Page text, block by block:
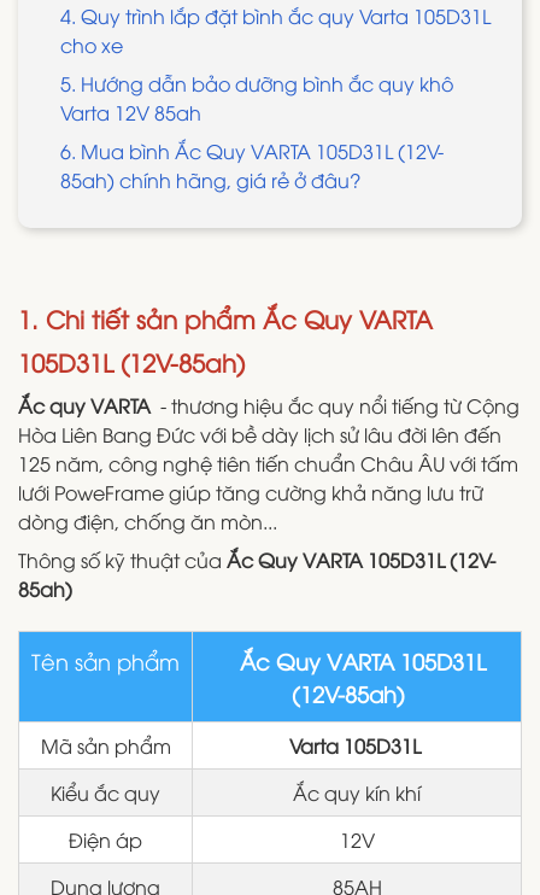
​​​​​​4. Quy trình lắp đặt bình ắc quy Varta 105D31L
cho xe
5. Hướng dẫn bảo dưỡng bình ắc quy khô
Varta 12V 85ah
6. Mua bình Ắc Quy VARTA 105D31L (12V-
85ah) chính hãng, giá rẻ ở đâu?
1. Chi tiết sản phẩm Ắc Quy VARTA
105D31L (12V-85ah)
Ắc quy VARTA - thương hiệu ắc quy nổi tiếng từ Cộng
Hòa Liên Bang Đức với bề dày lịch sử lâu đời lên đến
125 năm, công nghệ tiên tiến chuẩn Châu ÂU với tấm
lưới PoweFrame giúp tăng cường khả năng lưu trữ
dòng điện, chống ăn mòn...
Thông số kỹ thuật của Ắc Quy VARTA 105D31L (12V-
85ah)
Tên sản phẩm
Ắc Quy VARTA 105D31L
(12V-85ah)
Mã sản phẩm
Varta 105D31L
Kiểu ắc quy
Ắc quy kín khí
Điện áp
12V
Dung lượng
85AH